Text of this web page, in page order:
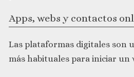
Apps, webs y contactos
Las plataformas digitales son
más habituales para iniciar un